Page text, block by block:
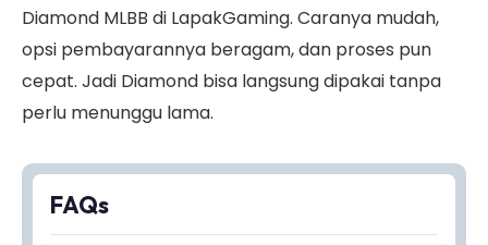
Diamond MLBB di LapakGaming. Caranya mudah,
opsi pembayarannya beragam, dan proses pun
cepat. Jadi Diamond bisa langsung dipakai tanpa
perlu menunggu lama.
FAQs